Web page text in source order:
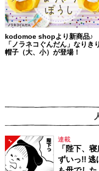
kodomoe shopより新商品♪
「ノラネコぐんだん」なりきり
帽子（大、小）が登場！
1 連載
「陛下、
ずいっ!!